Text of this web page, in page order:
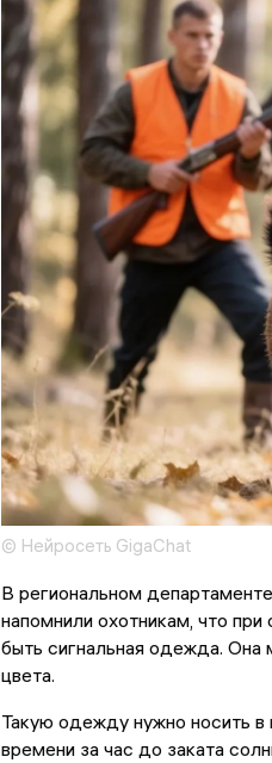
© Нейросеть GigaChat
В региональном
напомнили охотникам, что
быть сигнальная одежда. Она
цвета.
Такую одежду нужно носить в
времени за час до заката